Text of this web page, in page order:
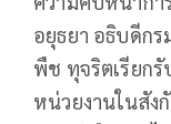
อยุธยา อธิบดีก
พืช ทุจริตเรียก
หน่วยงานในสัง